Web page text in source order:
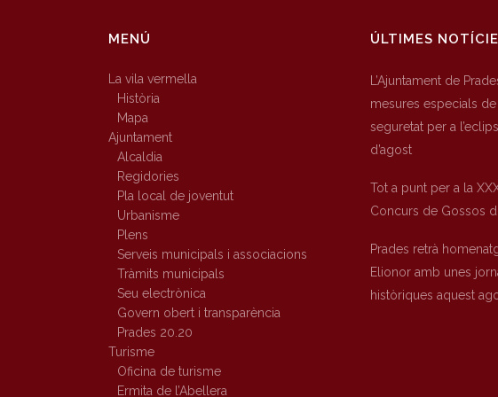
MENÚ
La vila vermella
Història
Mapa
Ajuntament
Alcaldia
Regidories
Pla local de joventut
Urbanisme
Plens
Serveis municipals i associacions
Tràmits municipals
Seu electrònica
Govern obert i transparència
Prades 20.20
Turisme
Oficina de turisme
Ermita de l’Abellera
ÚLTIMES
L’Ajuntament de
mesures especials
seguretat per a
d’agost
Tot a punt per a la
Concurs de Gossos
Prades retrà
Elionor amb unes
històriques aquest